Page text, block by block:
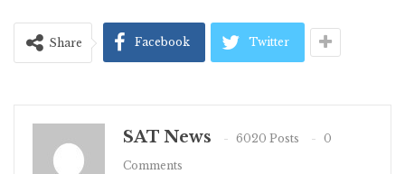
Share Facebook Twitter
SAT News 6020 Posts
0
Comments